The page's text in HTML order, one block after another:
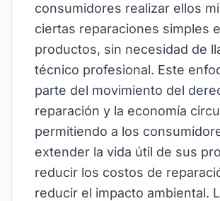
consumidores realizar ellos
ciertas reparaciones simples
productos, sin necesidad de
técnico profesional. Este
parte del movimiento del
reparación y la economía
permitiendo a los
extender la vida útil de sus
reducir los costos de
reducir el impacto ambiental.